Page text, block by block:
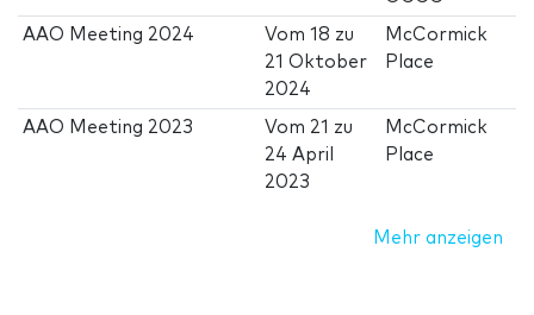
AAO Meeting 2024 Vom18 zu
21 Oktober
2024
McCormick
Place
AAO Meeting 2023 Vom 21 zu
24 April
2023
McCormick
Place
Mehr anzeigen